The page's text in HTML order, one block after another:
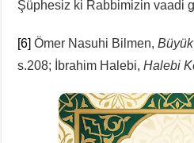
Şüphesiz ki Rabbimizin vaadi
[6] Ömer Nasuhi Bilmen,
s.208; İbrahim Halebi,Halebi